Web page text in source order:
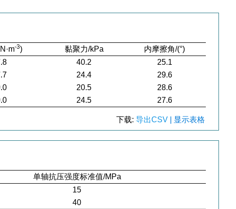
-3) 黏聚力/kPa
内摩擦角/(°)
40.2
25.1
24.4
29.6
20.5
28.6
24.5 27.6
下载: 导出CSV | 显示表格
单轴抗压强度标准值/MPa
15
40